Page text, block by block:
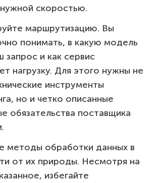
скоростью.
маршрутизацию. Вы
понимать, в какую модель
запрос и как сервис
нагрузку. Для этого нужны не
инструменты
но и четко описанные
обязательства поставщика
методы обработки данных в
от их природы. Несмотря на
избегайте